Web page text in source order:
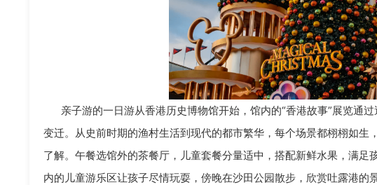
亲子游的一日游从香港历史博物馆开始，馆内的“香港故事”展览通
变迁。从史前时期的渔村生活到现代的都市繁华，每个场景都栩栩如生
了解。午餐选馆外的茶餐厅，儿童套餐分量适中，搭配新鲜水果，满足
内的儿童游乐区让孩子尽情玩耍，傍晚在沙田公园散步，欣赏吐露港